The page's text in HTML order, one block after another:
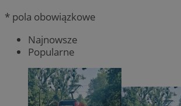
* pola obowiązkowe
Najnowsze
Popularne